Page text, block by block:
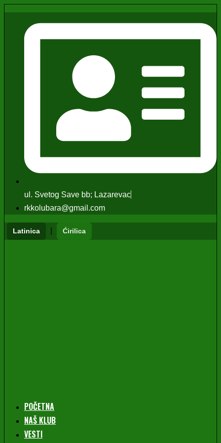
ul. Svetog Save bb; Lazarevac
rkkolubara@gmail.com
Latinica Ćirilica
POČETNA
NAŠ KLUB
VESTI